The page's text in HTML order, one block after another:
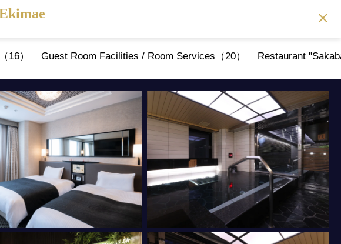
16） Guest Room Facilities / Room Services（20） Restaurant